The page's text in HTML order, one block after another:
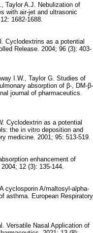
Taylor A.J. Nebulization of
with air-jet and ultrasonic
1682-1688.
Cyclodextrins as a potential
Release. 2004; 96 (3): 403-
I.W., Taylor G. Studies of
absorption of β-, DM-β-
journal of pharmaceutics.
Cyclodextrin as a potential
the in vitro deposition and
medicine. 2001; 95: 513-519.
enhancement of
12 (3): 135-144.
cyclosporin A/maltosyl-alpha-
asthma. European Respiratory
Versatile Nasal Application of